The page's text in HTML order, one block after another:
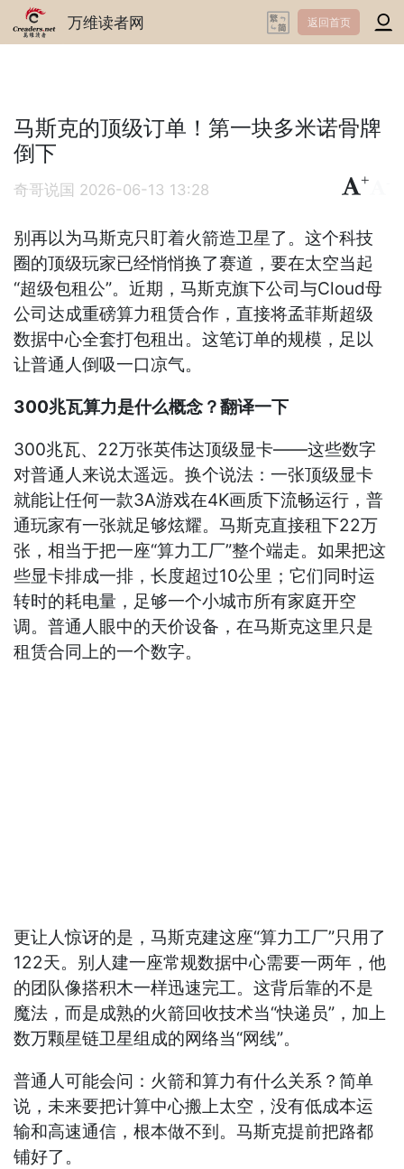
万维读者网 返回首页
马斯克的顶级订单！第一块多米诺骨牌
倒下
奇哥说国 2026-06-13 13:28
+
别再以为马斯克只盯着火箭造卫星了。这个科技
圈的顶级玩家已经悄悄换了赛道，要在太空当起
“超级包租公”。近期，马斯克旗下公司与Cloud母
公司达成重磅算力租赁合作，直接将孟菲斯超级
数据中心全套打包租出。这笔订单的规模，足以
让普通人倒吸一口凉气。
300兆瓦算力是什么概念？翻译一下
300兆瓦、22万张英伟达顶级显卡——这些数字
对普通人来说太遥远。换个说法：一张顶级显卡
就能让任何一款3A游戏在4K画质下流畅运行，普
通玩家有一张就足够炫耀。马斯克直接租下22万
张，相当于把一座“算力工厂”整个端走。如果把这
些显卡排成一排，长度超过10公里；它们同时运
转时的耗电量，足够一个小城市所有家庭开空
调。普通人眼中的天价设备，在马斯克这里只是
租赁合同上的一个数字。
更让人惊讶的是，马斯克建这座“算力工厂”只用了
122天。别人建一座常规数据中心需要一两年，他
的团队像搭积木一样迅速完工。这背后靠的不是
魔法，而是成熟的火箭回收技术当“快递员”，加上
数万颗星链卫星组成的网络当“网线”。
普通人可能会问：火箭和算力有什么关系？简单
说，未来要把计算中心搬上太空，没有低成本运
输和高速通信，根本做不到。马斯克提前把路都
铺好了。